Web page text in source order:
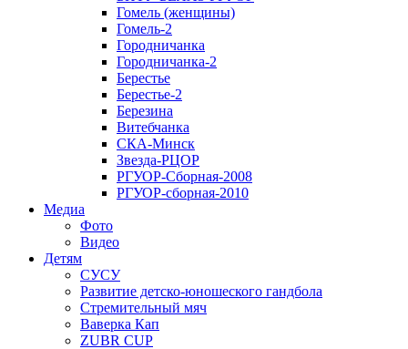
Гомель (женщины)
Гомель-2
Городничанка
Городничанка-2
Берестье
Берестье-2
Березина
Витебчанка
СКА-Минск
Звезда-РЦОР
РГУОР-Сборная-2008
РГУОР-сборная-2010
Медиа
Фото
Видео
Детям
СУСУ
Развитие детско-юношеского гандбола
Стремительный мяч
Ваверка Кап
ZUBR CUP